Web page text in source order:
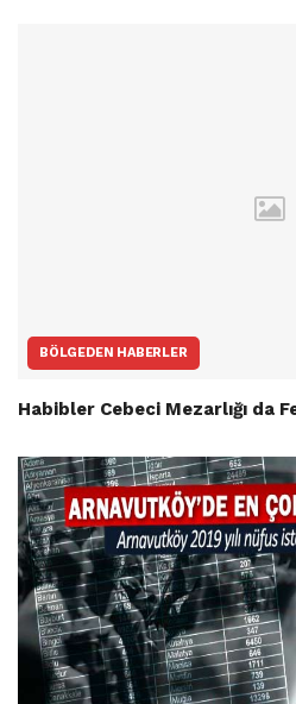
BÖLGEDEN HABERLER
Habibler Cebeci Mezarlığı da